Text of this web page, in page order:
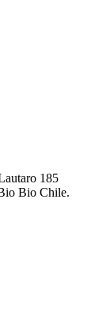
185
Bio Chile.